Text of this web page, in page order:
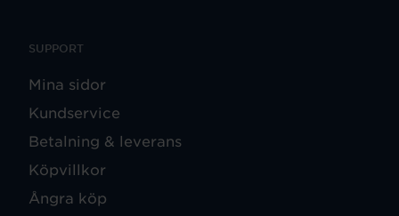
SUPPORT
Mina sidor
Kundservice
Betalning & leverans
Köpvillkor
Ångra köp